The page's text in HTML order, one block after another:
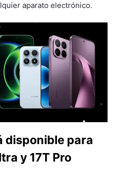
aparato electrónico.
disponible para
y 17T Pro